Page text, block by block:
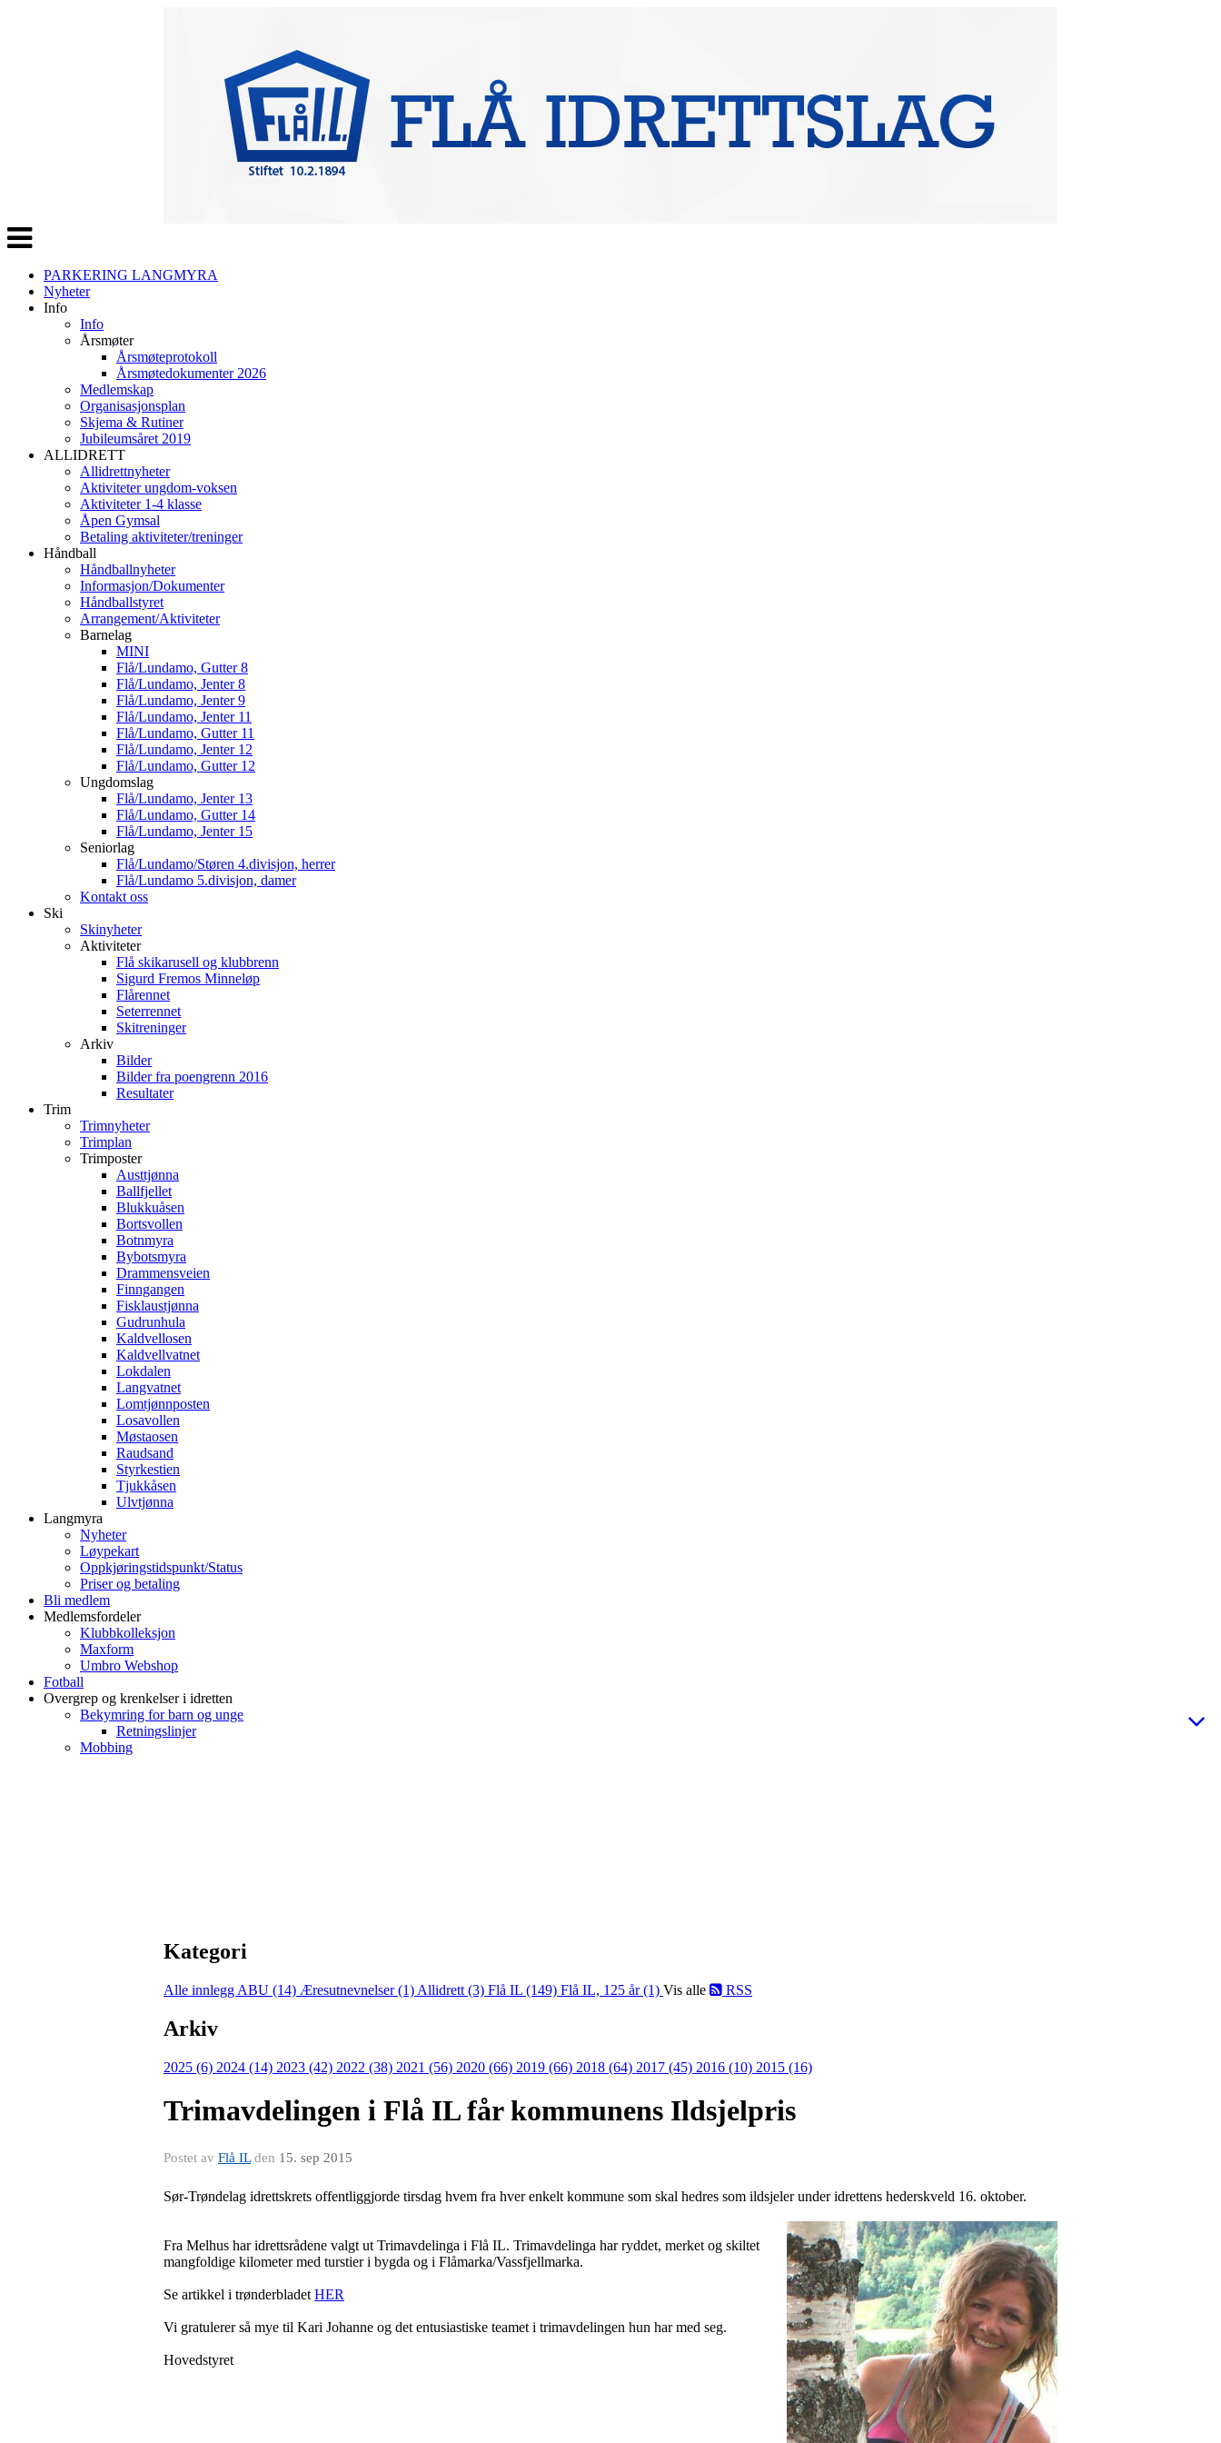
Veksle
navigasjon
PARKERING LANGMYRA
Nyheter
Info
Info
Årsmøter
Årsmøteprotokoll
Årsmøtedokumenter 2026
Medlemskap
Organisasjonsplan
Skjema & Rutiner
Jubileumsåret 2019
ALLIDRETT
Allidrettnyheter
Aktiviteter ungdom-voksen
Aktiviteter 1-4 klasse
Åpen Gymsal
Betaling aktiviteter/treninger
Håndball
Håndballnyheter
Informasjon/Dokumenter
Håndballstyret
Arrangement/Aktiviteter
Barnelag
MINI
Flå/Lundamo, Gutter 8
Flå/Lundamo, Jenter 8
Flå/Lundamo, Jenter 9
Flå/Lundamo, Jenter 11
Flå/Lundamo, Gutter 11
Flå/Lundamo, Jenter 12
Flå/Lundamo, Gutter 12
Ungdomslag
Flå/Lundamo, Jenter 13
Flå/Lundamo, Gutter 14
Flå/Lundamo, Jenter 15
Seniorlag
Flå/Lundamo/Støren 4.divisjon, herrer
Flå/Lundamo 5.divisjon, damer
Kontakt oss
Ski
Skinyheter
Aktiviteter
Flå skikarusell og klubbrenn
Sigurd Fremos Minneløp
Flårennet
Seterrennet
Skitreninger
Arkiv
Bilder
Bilder fra poengrenn 2016
Resultater
Trim
Trimnyheter
Trimplan
Trimposter
Austtjønna
Ballfjellet
Blukkuåsen
Bortsvollen
Botnmyra
Bybotsmyra
Drammensveien
Finngangen
Fisklaustjønna
Gudrunhula
Kaldvellosen
Kaldvellvatnet
Lokdalen
Langvatnet
Lomtjønnposten
Losavollen
Møstaosen
Raudsand
Styrkestien
Tjukkåsen
Ulvtjønna
Langmyra
Nyheter
Løypekart
Oppkjøringstidspunkt/Status
Priser og betaling
Bli medlem
Medlemsfordeler
Klubbkolleksjon
Maxform
Umbro Webshop
Fotball
Overgrep og krenkelser i idretten
Bekymring for barn og unge
Retningslinjer
Mobbing
Kategori
Alle innlegg ABU (14) Æresutnevnelser (1) Allidrett (3) Flå IL (149) Flå IL, 125 år (1) Vis alle RSS
Arkiv
2025 (6) 2024 (14) 2023 (42) 2022 (38) 2021 (56) 2020 (66) 2019 (66) 2018 (64) 2017 (45) 2016 (10) 2015 (16)
Trimavdelingen i Flå IL får kommunens Ildsjelpris
Postet av Flå ILden 15. sep 2015
Sør-Trøndelag idrettskrets offentliggjorde tirsdag hvem fra hver enkelt kommune som skal hedres som ildsjeler under idrettens hederskveld 16. oktober.
Fra Melhus har idrettsrådene valgt ut Trimavdelinga i Flå IL. Trimavdelinga har ryddet, merket og skiltet
mangfoldige kilometer med turstier i bygda og i Flåmarka/Vassfjellmarka.
Se artikkel i trønderbladet HER
Vi gratulerer så mye til Kari Johanne og det entusiastiske teamet i trimavdelingen hun har med seg.
Hovedstyret